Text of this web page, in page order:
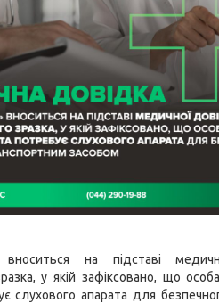
на підставі
у якій зафіксовано, що
слухового апарата для